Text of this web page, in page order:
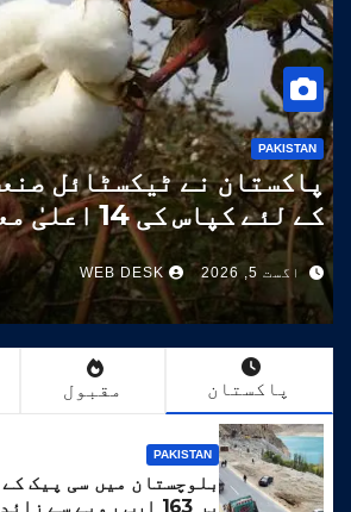
PAKISTAN
پاکستان نے ٹیکسٹائل
کے لئے کپاس
اقسام تیار کر لیں
اگست 5, 2026 WEB DESK
پاکستان مقبول
PAKISTAN
پر 163 ارب روپے سے زائد خرچ